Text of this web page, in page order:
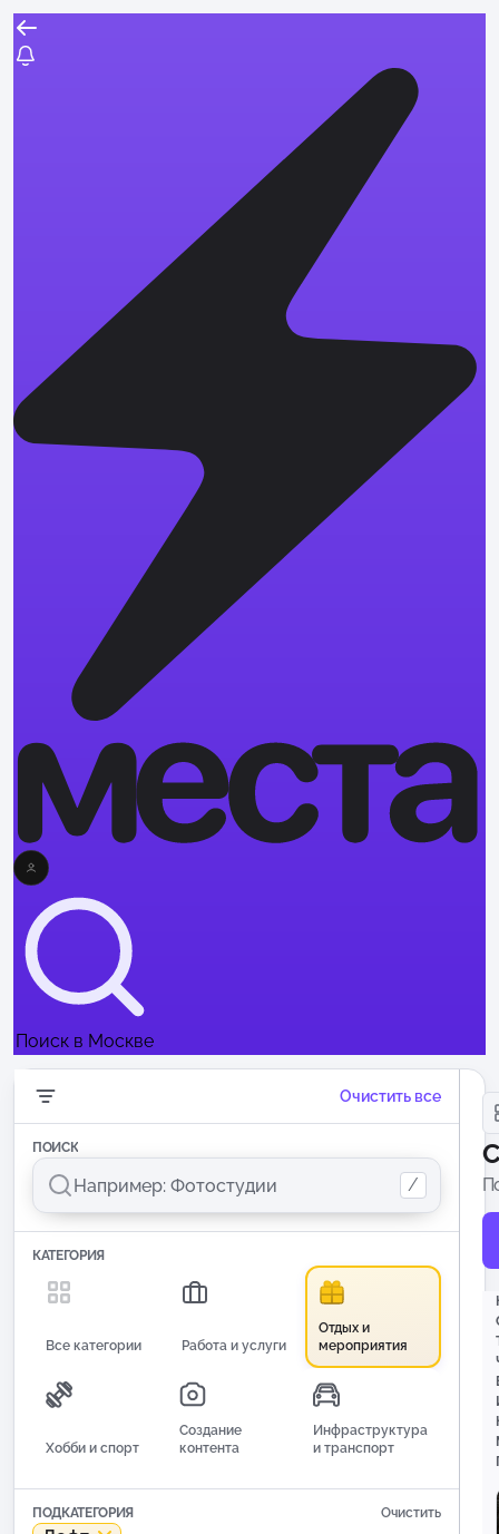
Поиск в Москве
Очистить все
ПОИСК
/
КАТЕГОРИЯ
Все категории Работа и услуги
Отдых и
мероприятия
Хобби и спорт
Создание
контента
Инфраструктура
и транспорт
ПОДКАТЕГОРИЯ Очистить